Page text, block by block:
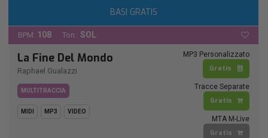
BASI GRATIS
BPM: 108 Ton.: SOL
La Fine Del Mondo
Raphael Gualazzi
MULTITRACCIA
MIDI MP3 VIDEO
MP3 Personalizzato
Gratis
Tracce Separate
Gratis
MTA M-Live
Gratis